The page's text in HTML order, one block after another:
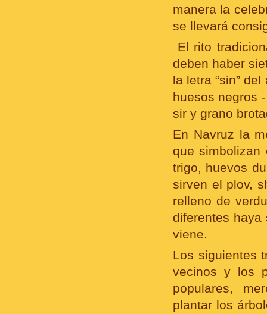
manera la
se llevará
El rito
deben haber
la letra “sin”
huesos negros
sir y grano
En Navruz la
que
trigo, huevos
sirven el plov,
relleno de
diferentes
viene.
Los siguientes
vecinos y los
populares,
plantar los